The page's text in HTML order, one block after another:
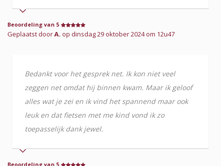
Beoordeling van 5
Geplaatst doorA. op dinsdag 29 oktober 2024 om 12u47
Bedankt voor het gesprek net. Ik kon niet veel
zeggen net omdat hij binnen kwam. Maar ik geloof
alles wat je zei en ik vind het spannend maar ook
leuk en dat fietsen met me kind vond ik zo
toepasselijk dank jewel.
Beoordeling van 5